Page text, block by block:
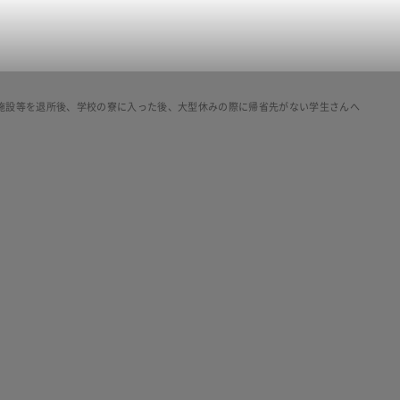
設等を退所後、学校の寮に入った後、大型休みの際に帰省先がない学生さんへ